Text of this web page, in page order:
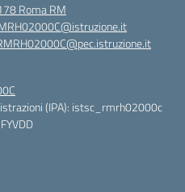
Roma RM
(IPA): istsc_rmrh02000c